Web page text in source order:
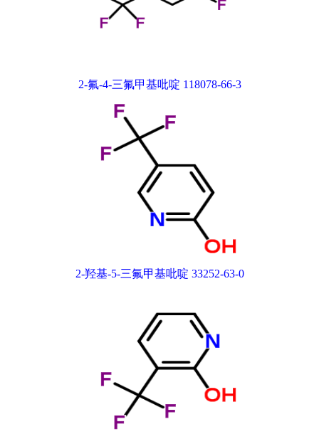
2-氟-4-三氟甲基吡啶 118078-66-3
2-羟基-5-三氟甲基吡啶 33252-63-0